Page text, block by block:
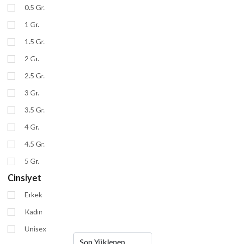
0.5 Gr.
1 Gr.
1.5 Gr.
2 Gr.
2.5 Gr.
3 Gr.
3.5 Gr.
4 Gr.
4.5 Gr.
5 Gr.
Cinsiyet
Erkek
Kadın
Unisex